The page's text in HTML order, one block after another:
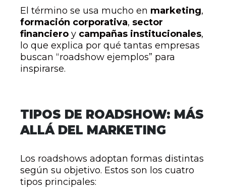
El término se usa mucho en marketing,
formación corporativa, sector
financiero y campañas institucionales,
lo que explica por qué tantas empresas
buscan “roadshow ejemplos” para
inspirarse.
TIPOS DE ROADSHOW: MÁS
ALLÁ DEL MARKETING
Los roadshows adoptan formas distintas
según su objetivo. Estos son los cuatro
tipos principales: